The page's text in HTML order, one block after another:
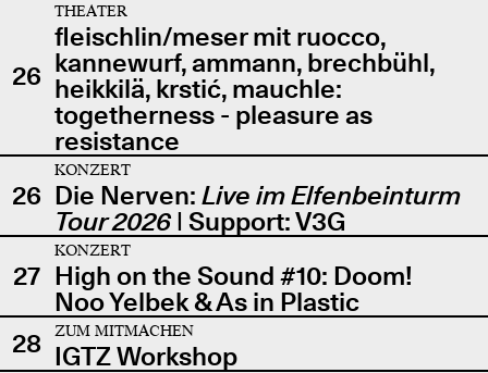
26
THEATER
fleischlin/meser mit ruocco,
kannewurf, ammann, brechbühl,
heikkilä, krstić, mauchle:
togetherness - pleasure as
resistance
26
KONZERT
Die Nerven: Live im Elfenbeinturm
Tour 2026| Support: V3G
27
KONZERT
High on the Sound #10: Doom!
Noo Yelbek & As in Plastic
28
ZUM MITMACHEN
IGTZ Workshop